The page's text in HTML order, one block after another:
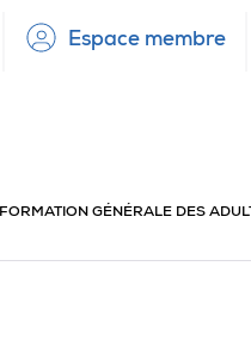
Espace membre
GÉNÉRALE DES